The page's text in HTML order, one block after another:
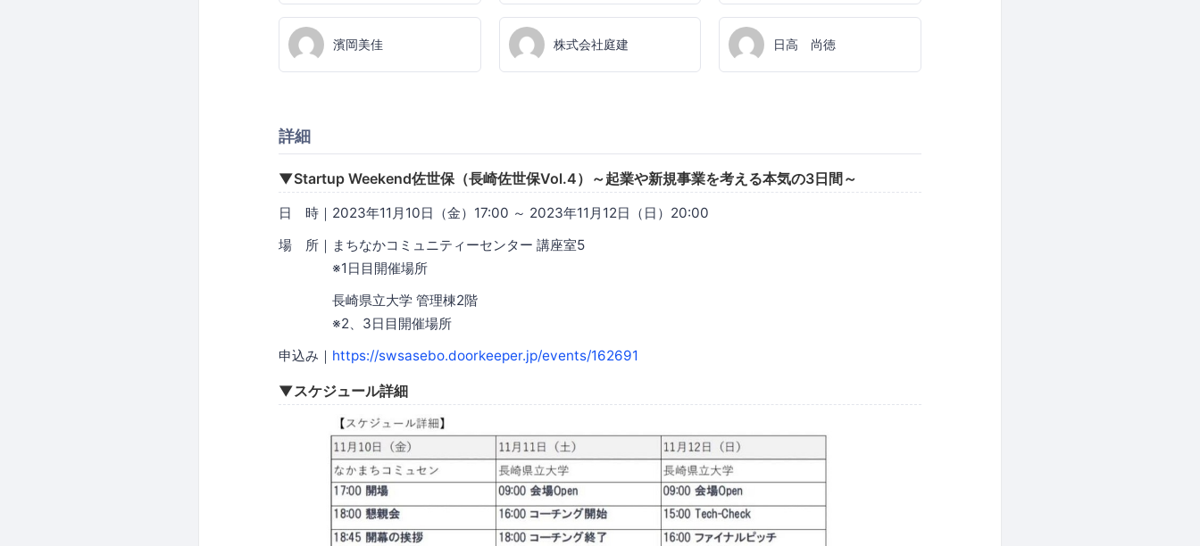
濱岡美佳 株式会社庭建 日高 尚徳
詳細
▼Startup Weekend佐世保（長崎佐世保Vol.4）～起業や新規事業を考える本気の3日間～
日 時｜2023年11月10日（金）17:00 ～ 2023年11月12日（日）20:00
場 所｜まちなかコミュニティーセンター 講座室5
※1日目開催場所
長崎県立大学 管理棟2階
※2、3日目開催場所
申込み｜ https://swsasebo.doorkeeper.jp/events/162691
▼スケジュール詳細